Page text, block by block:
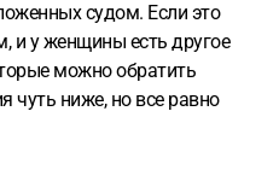
судом. Если это
и у женщины есть другое
можно обратить
чуть ниже, но все равно